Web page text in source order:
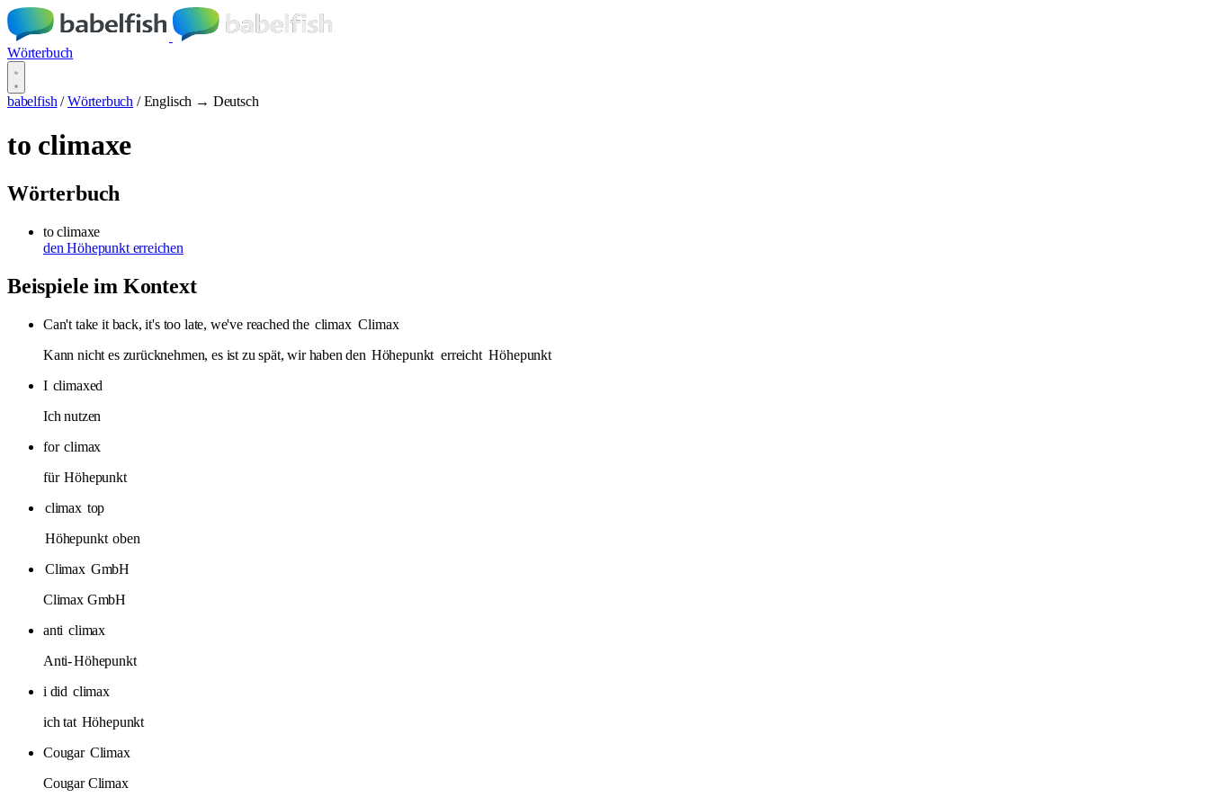
Wörterbuch
babelfish / Wörterbuch / Englisch → Deutsch
to climaxe
Wörterbuch
to climaxe
den Höhepunkt erreichen
Beispiele im Kontext
Can't take it back, it's too late, we've reached the climax Climax
Kann nicht es zurücknehmen, es ist zu spät, wir haben den Höhepunkt erreicht Höhepunkt
I climaxed
Ich nutzen
for climax
für Höhepunkt
climax top
Höhepunkt oben
Climax GmbH
Climax GmbH
anti climax
Anti-Höhepunkt
i did climax
ich tat Höhepunkt
Cougar Climax
Cougar Climax